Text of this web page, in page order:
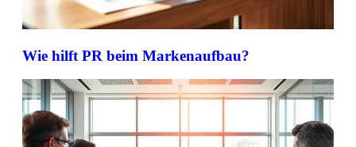
Wie hilft PR beim Markenaufbau?